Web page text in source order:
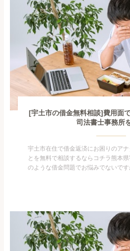
[宇土市の借金無料相談]費用面
司法書士事務所
宇土市在住で借金返済にお困りのア
とを無料で相談するならコチラ熊本
のような借金問題でお悩みでないで
られたくない・借金の催促、取り立
がありま...